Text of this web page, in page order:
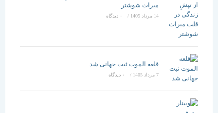
میراث شوشتر
14 مرداد 1405 / ۰ دیدگاه
قلعه الموت ثبت جهانی شد
/ ۰ دیدگاه